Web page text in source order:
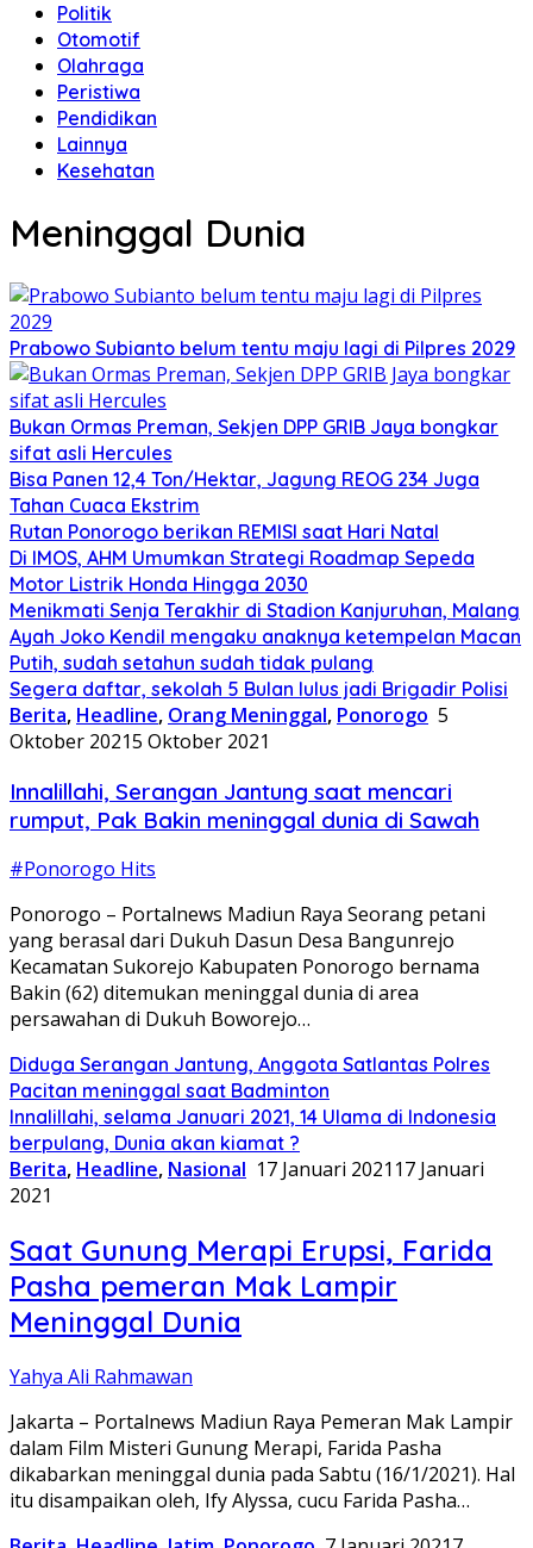
Politik
Otomotif
Olahraga
Peristiwa
Pendidikan
Lainnya
Kesehatan
Meninggal Dunia
Prabowo Subianto belum tentu maju lagi di Pilpres 2029
Bukan Ormas Preman, Sekjen DPP GRIB Jaya bongkar
sifat asli Hercules
Bisa Panen 12,4 Ton/Hektar, Jagung REOG 234 Juga
Tahan Cuaca Ekstrim
Rutan Ponorogo berikan REMISI saat Hari Natal
Di IMOS, AHM Umumkan Strategi Roadmap Sepeda
Motor Listrik Honda Hingga 2030
Menikmati Senja Terakhir di Stadion Kanjuruhan, Malang
Ayah Joko Kendil mengaku anaknya ketempelan Macan
Putih, sudah setahun sudah tidak pulang
Segera daftar, sekolah 5 Bulan lulus jadi Brigadir Polisi
Berita, Headline, Orang Meninggal, Ponorogo 5
Oktober 20215 Oktober 2021
Innalillahi, Serangan Jantung saat mencari
rumput, Pak Bakin meninggal dunia di Sawah
#Ponorogo Hits
Ponorogo – Portalnews Madiun Raya Seorang petani
yang berasal dari Dukuh Dasun Desa Bangunrejo
Kecamatan Sukorejo Kabupaten Ponorogo bernama
Bakin (62) ditemukan meninggal dunia di area
persawahan di Dukuh Boworejo…
Diduga Serangan Jantung, Anggota Satlantas Polres
Pacitan meninggal saat Badminton
Innalillahi, selama Januari 2021, 14 Ulama di Indonesia
berpulang, Dunia akan kiamat ?
Berita, Headline, Nasional 17 Januari 2021 17 Januari
2021
Saat Gunung Merapi Erupsi, Farida
Pasha pemeran Mak Lampir
Meninggal Dunia
Yahya Ali Rahmawan
Jakarta – Portalnews Madiun Raya Pemeran Mak Lampir
dalam Film Misteri Gunung Merapi, Farida Pasha
dikabarkan meninggal dunia pada Sabtu (16/1/2021). Hal
itu disampaikan oleh, Ify Alyssa, cucu Farida Pasha…